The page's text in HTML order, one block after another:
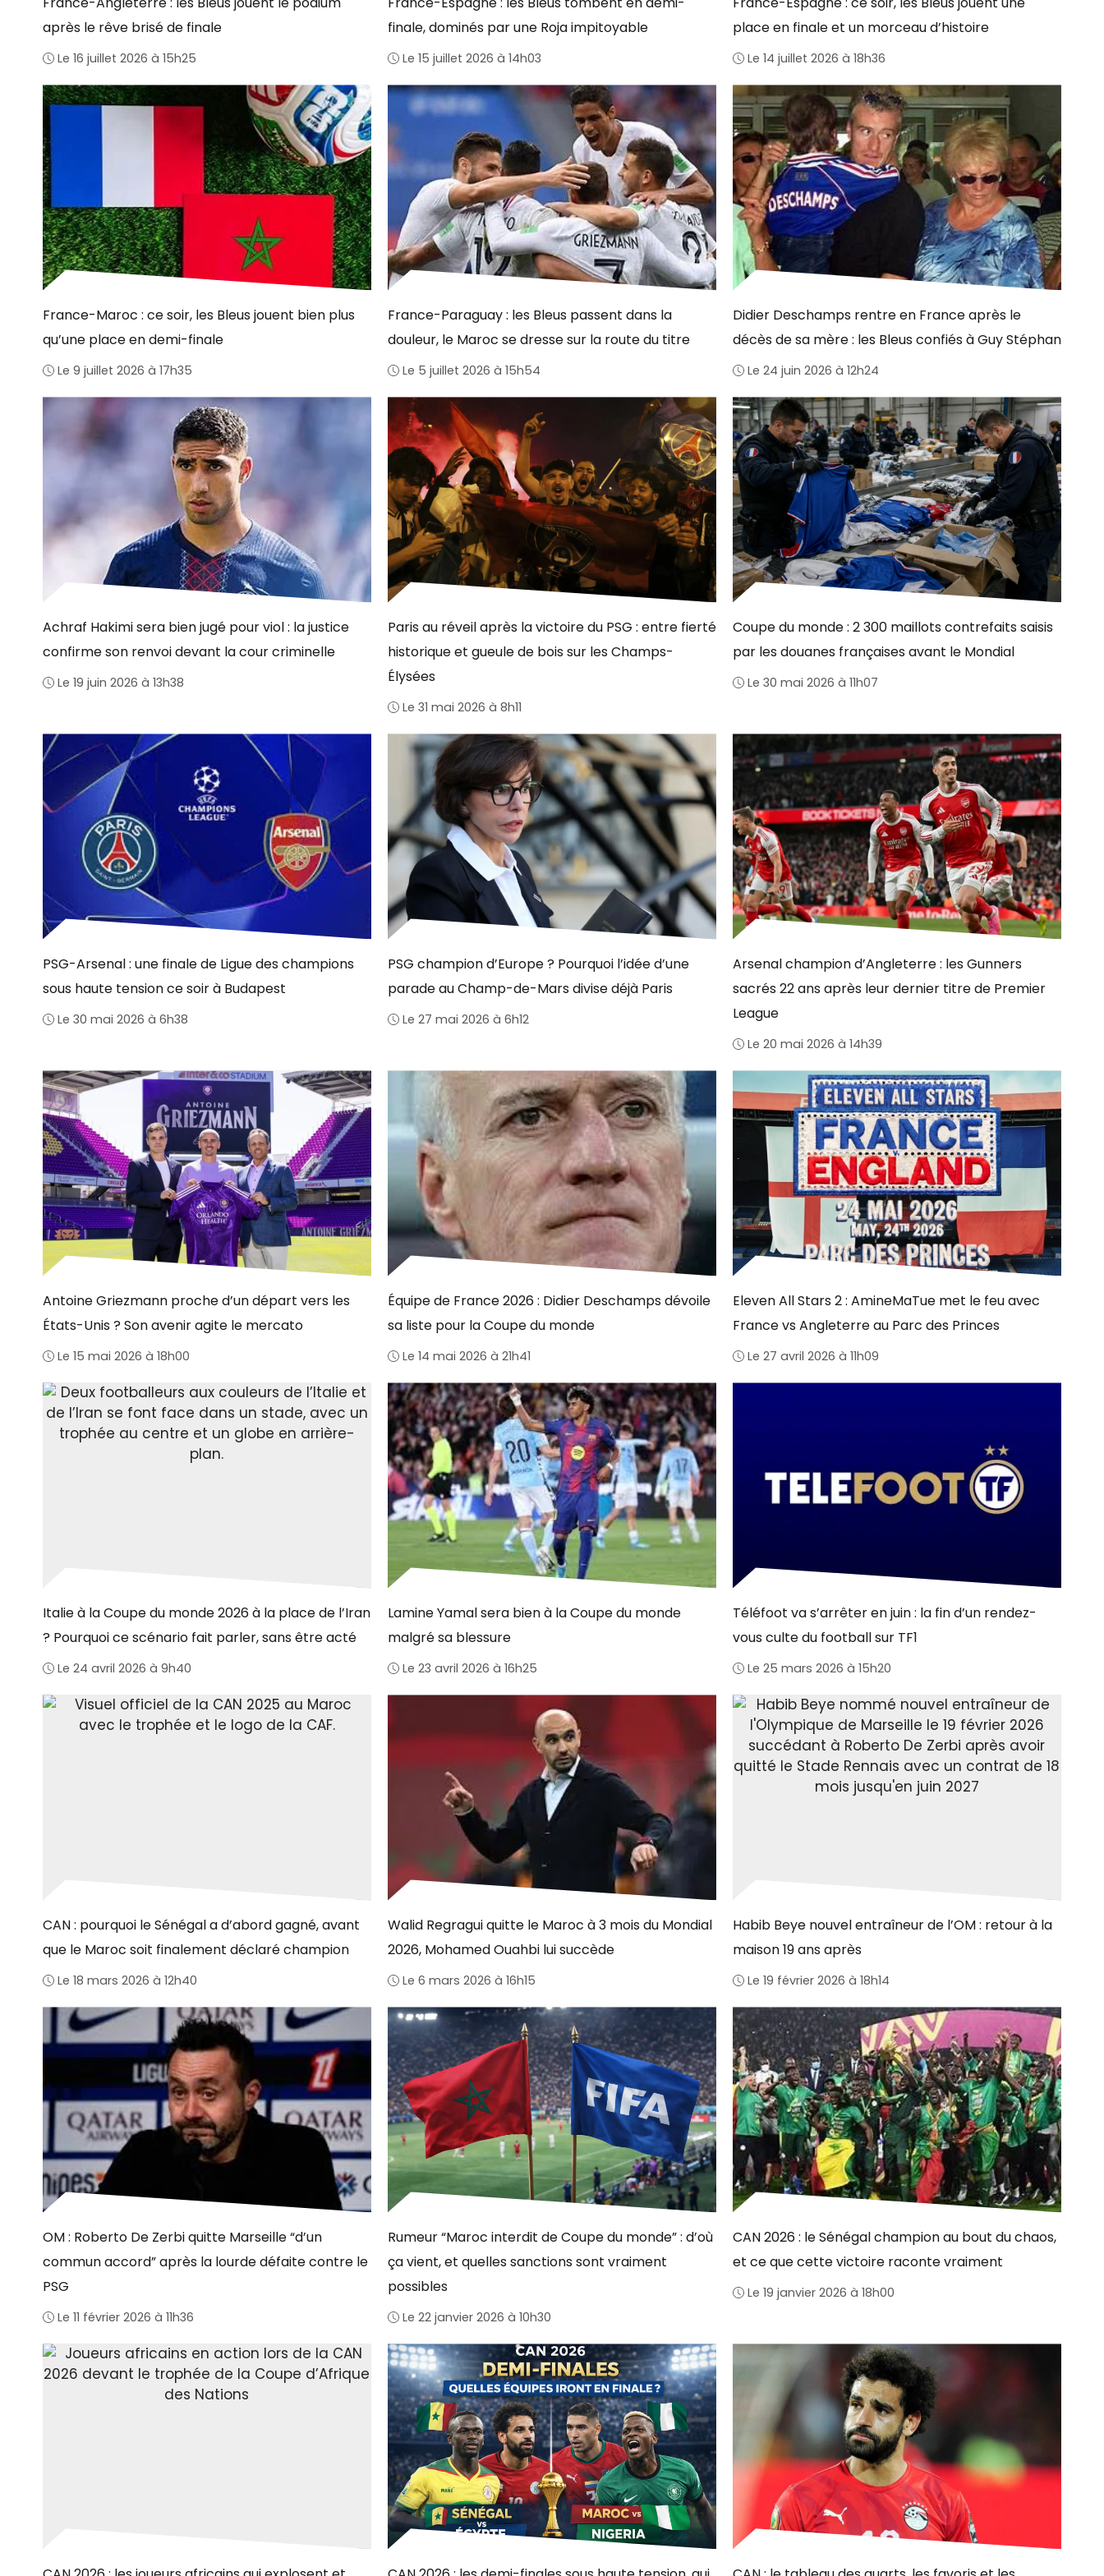
après le rêve brisé de finale
Le 16 juillet 2026 à 15h25
finale, dominés par une Roja impitoyable
Le 15 juillet 2026 à 14h03
place en finale et un morceau d’histoire
Le 14 juillet 2026 à 18h36
France-Maroc : ce soir, les Bleus jouent bien plus
qu’une place en demi-finale
Le 9 juillet 2026 à 17h35
France-Paraguay : les Bleus passent dans la
douleur, le Maroc se dresse sur la route du titre
Le 5 juillet 2026 à 15h54
Didier Deschamps rentre en France après le
décès de sa mère : les Bleus confiés à Guy Stéphan
Le 24 juin 2026 à 12h24
Achraf Hakimi sera bien jugé pour viol : la justice
confirme son renvoi devant la cour criminelle
Le 19 juin 2026 à 13h38
Paris au réveil après la victoire du PSG : entre fierté
historique et gueule de bois sur les Champs-
Élysées
Le 31 mai 2026 à 8h11
Coupe du monde : 2 300 maillots contrefaits saisis
par les douanes françaises avant le Mondial
Le 30 mai 2026 à 11h07
PSG-Arsenal : une finale de Ligue des champions
sous haute tension ce soir à Budapest
Le 30 mai 2026 à 6h38
PSG champion d’Europe ? Pourquoi l’idée d’une
parade au Champ-de-Mars divise déjà Paris
Le 27 mai 2026 à 6h12
Arsenal champion d’Angleterre : les Gunners
sacrés 22 ans après leur dernier titre de Premier
League
Le 20 mai 2026 à 14h39
Antoine Griezmann proche d’un départ vers les
États-Unis ? Son avenir agite le mercato
Le 15 mai 2026 à 18h00
Équipe de France 2026 : Didier Deschamps dévoile
sa liste pour la Coupe du monde
Le 14 mai 2026 à 21h41
Eleven All Stars 2 : AmineMaTue met le feu avec
France vs Angleterre au Parc des Princes
Le 27 avril 2026 à 11h09
Italie à la Coupe du monde 2026 à la place de l’Iran
? Pourquoi ce scénario fait parler, sans être acté
Le 24 avril 2026 à 9h40
Lamine Yamal sera bien à la Coupe du monde
malgré sa blessure
Le 23 avril 2026 à 16h25
Téléfoot va s’arrêter en juin : la fin d’un rendez-
vous culte du football sur TF1
Le 25 mars 2026 à 15h20
CAN : pourquoi le Sénégal a d’abord gagné, avant
que le Maroc soit finalement déclaré champion
Le 18 mars 2026 à 12h40
Walid Regragui quitte le Maroc à 3 mois du Mondial
2026, Mohamed Ouahbi lui succède
Le 6 mars 2026 à 16h15
Habib Beye nouvel entraîneur de l’OM : retour à la
maison 19 ans après
Le 19 février 2026 à 18h14
OM : Roberto De Zerbi quitte Marseille “d’un
commun accord” après la lourde défaite contre le
PSG
Le 11 février 2026 à 11h36
Rumeur “Maroc interdit de Coupe du monde” : d’où
ça vient, et quelles sanctions sont vraiment
possibles
Le 22 janvier 2026 à 10h30
CAN 2026 : le Sénégal champion au bout du chaos,
et ce que cette victoire raconte vraiment
Le 19 janvier 2026 à 18h00